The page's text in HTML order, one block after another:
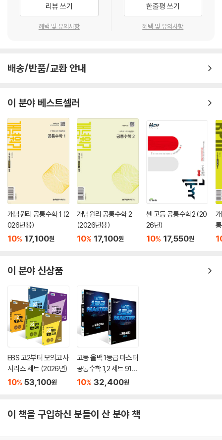
· 2157개의 많은 문제가 수록된 내신문제집
- 내신문제집 중에서 가장 많은 문항이 들어 있기에 다양한 유형, 다양한
이 책의 구성
- 해당 단원에서 학습할 유형명과 각 유형에 수록한 문항 수를 제시하였고
출제 빈도, 난이도에 따라 내신중요도, 유형난이도를 알 수 있도록 표시해
두었습니다.
· 개념 정리
- 각 단원의 중요 개념과 공식을 한눈에 볼 수 있도록 정리하였습니다. 또
한 문제 풀이에 유용하게 사용되는 개념, 공식은 보조단에 추가 제시하였
습니다.
· 기본 문제
- 각 단원의 핵심 개념과 기본 공식을 이용하여 풀 수 있는 계산 문제, 개념
이해 문제입니다. 기본 연산을 충분히 반복 연습할 수 있도록 구성하였습
· 유형 문제
- 전국 내신 기출을 분석하여 유형별로 분류하여 제시하였습니다. 자주 출
제되는 문항에는 ‘중요’, ‘짱중요’ 표시를 하였고 자주 출제되는 교육청 문
제도 실었습니다.
· 적중 문제
- 유형 문제 학습 후, 실제로 시험에 자주 나오는 문제들을 선별하여 단원
별 실전 대비 연습을 할 수 있도록 구성하였습니다. 서술형 문항도 수록하
여 대비할 수 있게 하였습니다.
el 1, Level 2, Level 3으로 구성하여 본인의 수준에 따라 선택하여 학습
리뷰 쓰기
혜택 및 유의사항
한줄평 쓰기
혜택 및 유의사항
배송/반품/교환 안내
이 분야 베스트셀러
개념원리 공통수학 1 (2
026년용)
10% 17,100원
개념원리 공통수학 2
(2026년용)
10% 17,100원
쎈 고등 공통수학2 (20
26년)
10% 17,550원
이 분야 신상품
EBS 고2부터 모의고사
시리즈 세트 (2026년)
10% 53,100원
고등 올백 1등급 마스터
공통수학 1,2 세트 910
제+817제 (2026) : 일
10% 32,400원
이 책을 구입하신 분들이 산 분야 책